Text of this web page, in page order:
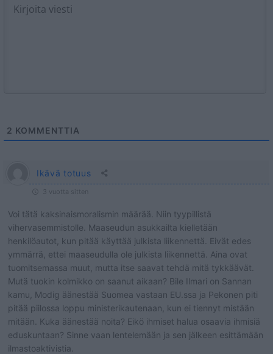
2 KOMMENTTIA
Ikävä totuus
3 vuotta sitten
Voi tätä kaksinaismoralismin määrää. Niin tyypillistä
vihervasemmistolle. Maaseudun asukkailta kielletään
henkilöautot, kun pitää käyttää julkista liikennettä. Eivät edes
ymmärrä, ettei maaseudulla ole julkista liikennettä. Aina ovat
tuomitsemassa muut, mutta itse saavat tehdä mitä tykkäävät.
Mutä tuokin kolmikko on saanut aikaan? Bile Ilmari on Sannan
kamu, Modig äänestää Suomea vastaan EU.ssa ja Pekonen piti
pitää piilossa loppu ministerikautenaan, kun ei tiennyt mistään
mitään. Kuka äänestää noita? Eikö ihmiset halua osaavia ihmisiä
eduskuntaan? Sinne vaan lentelemään ja sen jälkeen esittämään
ilmastoaktivistia.